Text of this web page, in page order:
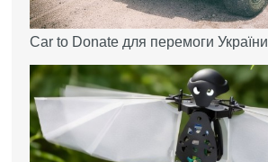
Car to Donate для перемоги України